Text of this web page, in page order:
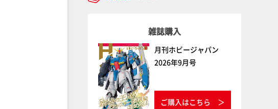
雑誌購入
月刊ホビージャパン
2026年9月号
ご購入はこちら